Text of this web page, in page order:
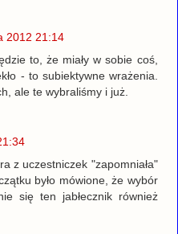
2012 21:14
to, że miały w sobie coś,
- to subiektywne wrażenia.
ale te wybraliśmy i już.
z uczestniczek "zapomniała"
było mówione, że wybór
się ten jabłecznik również